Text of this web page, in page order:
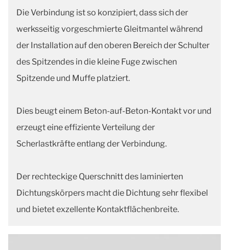
Die Verbindung ist so konzipiert, dass sich der
werksseitig vorgeschmierte Gleitmantel während
der Installation auf den oberen Bereich der Schulter
des Spitzendes in die kleine Fuge zwischen
Spitzende und Muffe platziert.
Dies beugt einem Beton-auf-Beton-Kontakt vor und
erzeugt eine effiziente Verteilung der
Scherlastkräfte entlang der Verbindung.
Der rechteckige Querschnitt des laminierten
Dichtungskörpers macht die Dichtung sehr flexibel
und bietet exzellente Kontaktflächenbreite.